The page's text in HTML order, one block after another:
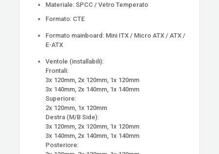
Materiale: SPCC / Vetro Temperato
Formato: CTE
Formato mainboard: Mini ITX / Micro ATX / ATX /
E-ATX
Ventole (installabili):
Frontali:
3x 120mm, 2x 120mm, 1x 120mm
3x 140mm, 2x 140mm, 1x 140mm
Superiore:
2x 120mm, 1x 120mm
Destra (M/B Side):
3x 120mm, 2x 120mm, 1x 120mm
3x 140mm, 2x 140mm, 1x 140mm
Posteriore: